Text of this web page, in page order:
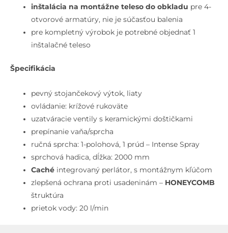
inštalácia na montážne teleso do obkladu pre 4-
otvorové armatúry, nie je súčasťou balenia
pre kompletný výrobok je potrebné objednať 1
inštalačné teleso
Špecifikácia
pevný stojančekový výtok, liaty
ovládanie: krížové rukoväte
uzatváracie ventily s keramickými doštičkami
prepínanie vaňa/sprcha
ručná sprcha: 1-polohová, 1 prúd – Intense Spray
sprchová hadica, dĺžka: 2000 mm
Caché integrovaný perlátor, s montážnym kľúčom
zlepšená ochrana proti usadeninám – HONEYCOMB
štruktúra
prietok vody: 20 l/min